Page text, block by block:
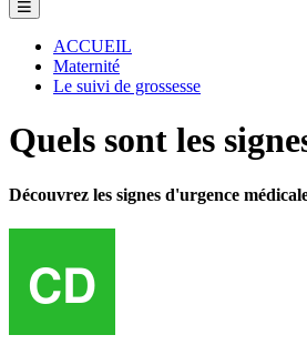
ACCUEIL
Maternité
Le suivi de grossesse
Quels sont les
Découvrez les signes d'urgence